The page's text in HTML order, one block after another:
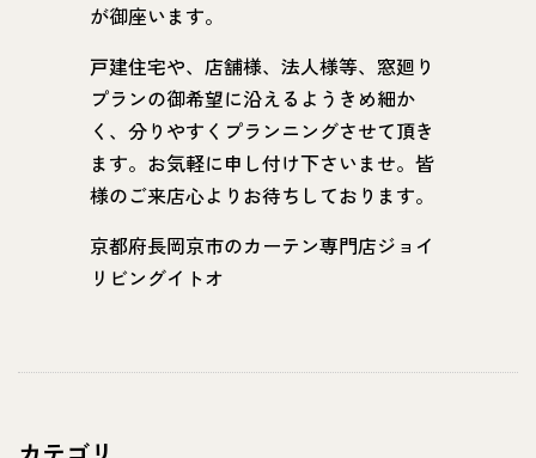
が御座います。
戸建住宅や、店舗様、法人様等、窓廻り
プランの御希望に沿えるようきめ細か
く、分りやすくプランニングさせて頂き
ます。お気軽に申し付け下さいませ。皆
様のご来店心よりお待ちしております。
京都府長岡京市のカーテン専門店ジョイ
リビングイトオ